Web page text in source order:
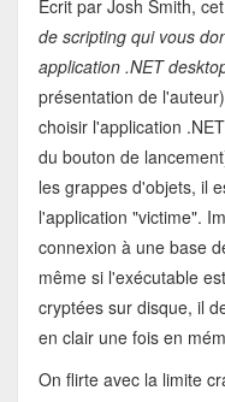
Ecrit par Josh Smith,
de scripting qui vous
application .NET
présentation de
choisir l'application
du bouton de
les grappes d'objets, il
l'application "victime".
connexion à une base
même si l'exécutable
cryptées sur disque, il
en clair une fois en
On flirte avec la limite